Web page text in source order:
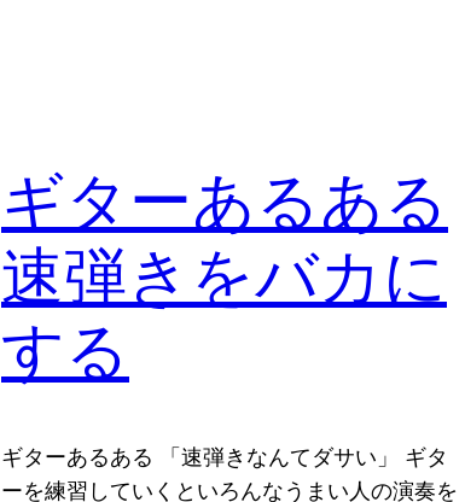
ギターあるある
速弾きをバカに
する
ギターあるある 「速弾きなんてダサい」 ギタ
ーを練習していくといろんなうまい人の演奏を